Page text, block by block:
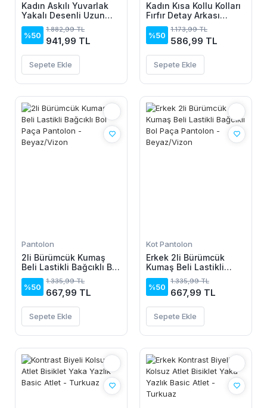
Kadın Askılı Yuvarlak
Yakalı Desenli Uzun
Süprem Elbise
%50
1.882,99 TL
941,99 TL
Sepete Ekle
Kadın Kısa Kollu Kolları
Fırfır Detay Arkası
Bağlamalı Leopar
Desen Kolsuz Mini
Mikro Elbise
%50
1.173,99 TL
586,99 TL
Sepete Ekle
Pantolon
2li Bürümcük Kumaş
Beli Lastikli Bağcıklı Bol
Paça Pantolon -
Beyaz/Vizon
%50
1.335,99 TL
667,99 TL
Sepete Ekle
Kot Pantolon
Erkek 2li Bürümcük
Kumaş Beli Lastikli
Bağcıklı Bol Paça
Pantolon - Beyaz/Vizon
%50
1.335,99 TL
667,99 TL
Sepete Ekle